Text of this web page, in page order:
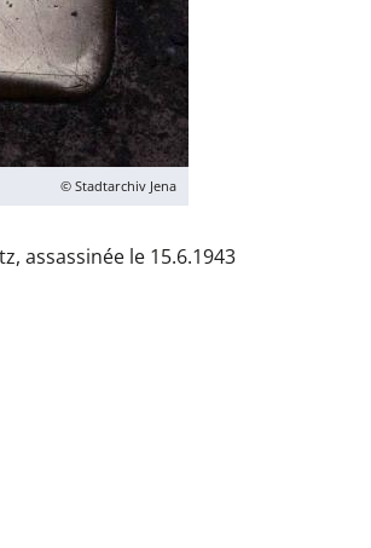
© Stadtarchiv Jena
assassinée le 15.6.1943